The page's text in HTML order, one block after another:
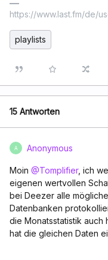
https://www.last.fm/de/
playlists
15 Antworten
A Anonymous
Moin @Tomplifier, ich
eigenen wertvollen
bei Deezer alle
Datenbanken
die Monatsstatistik auch
hat die gleichen Daten